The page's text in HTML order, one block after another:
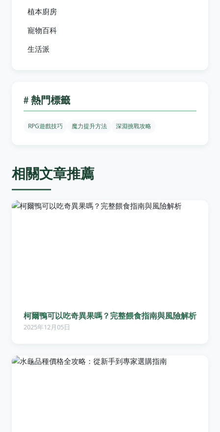
植本廚房
寵物百科
生活派
# 熱門標籤
RPG遊戲技巧 魔力提升方法 深淵挑戰攻略
相關文章推薦
柯爾鴨可以吃奇異果嗎？完整餵食指南與風險解析
2025年12月05日